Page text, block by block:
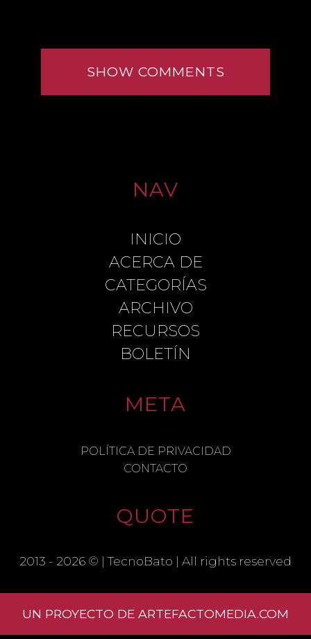
SHOW COMMENTS
LEAVE A REPLY
COMMENT
WEBSITE IN THIS BROWSER FOR THE
NEXT TIME I COMMENT.
Learn
NAV
INICIO
ACERCA DE
CATEGORÍAS
ARCHIVO
RECURSOS
BOLETÍN
META
POLÍTICA DE PRIVACIDAD
CONTACTO
QUOTE
2013 - 2026 © |TecnoBato | All rights reserved
UN PROYECTO DE ARTEFACTOMEDIA.COM